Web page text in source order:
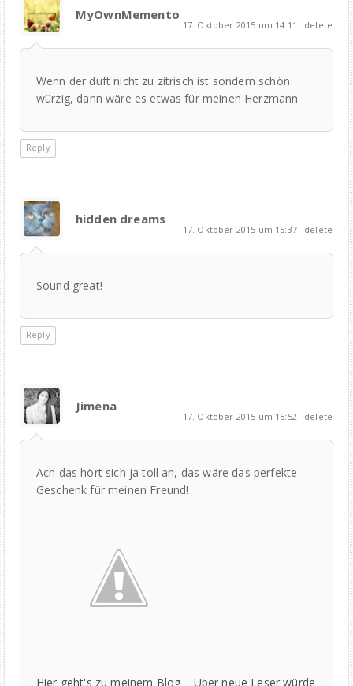
MyOwnMemento
17. Oktober 2015 um 14:11 delete
Wenn der duft nicht zu zitrisch ist sondern schön
würzig, dann wäre es etwas für meinen Herzmann
Reply
hidden dreams
17. Oktober 2015 um 15:37 delete
Sound great!
Reply
Jimena
17. Oktober 2015 um 15:52 delete
Ach das hört sich ja toll an, das wäre das perfekte
Geschenk für meinen Freund!
Hier geht's zu meinem Blog – Über neue Leser würde